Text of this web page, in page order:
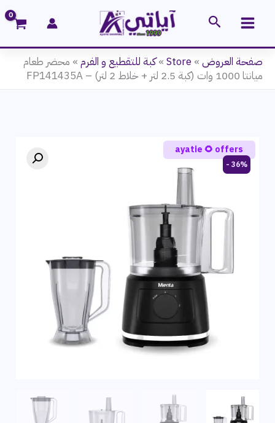
البحث
صفحة العروض »
Store
»كبة للتقطيع و الفرم » محضر طعام
ميانتا 1000 وات (كبة 2.5 لتر + خلاط 2 لتر) – FP141435A
ayatie 🌻 offers
36% -